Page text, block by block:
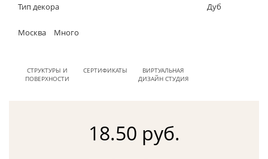
Тип декора
Дуб
Москва Много
СТРУКТУРЫ И
ПОВЕРХНОСТИ
СЕРТИФИКАТЫ
ВИРТУАЛЬНАЯ
ДИЗАЙН СТУДИЯ
18.50 руб.